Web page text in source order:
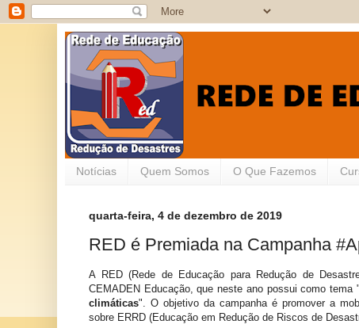
Notícias Quem Somos O Que Fazemos
quarta-feira, 4 de dezembro de 2019
RED é Premiada na Campanha
A RED (Rede de Educação para Redução de
CEMADEN Educação, que neste ano possui como tema "
climáticas". O objetivo da campanha é promover a
sobre ERRD (Educação em Redução de Riscos de